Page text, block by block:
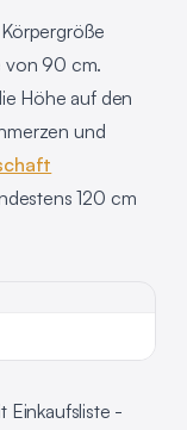
von 90 cm.
Höhe auf den
und
120 cm
Einkaufsliste -